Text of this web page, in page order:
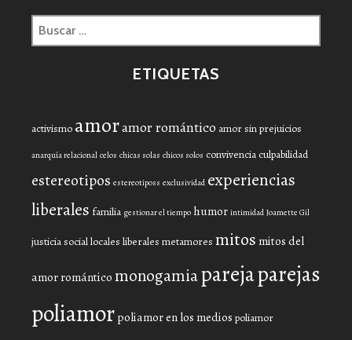
Buscar:
ETIQUETAS
activismo amoramor romántico amor sin prejuicios
anarquía relacional celos chicas solas chicos solos convivencia culpabilidad
estereotipos estereotiposs exclusividad experiencias
liberales familia gestionar el tiempo humor intimidad Joamette Gil
justicia sociallocales liberales metamores mitos mitos del
amor romántico monogamiaparejaparejas
poliamor poliamor en los medios poliamor